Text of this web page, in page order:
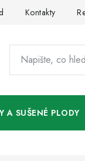
Kontakty
A SUŠENÉ PLODY